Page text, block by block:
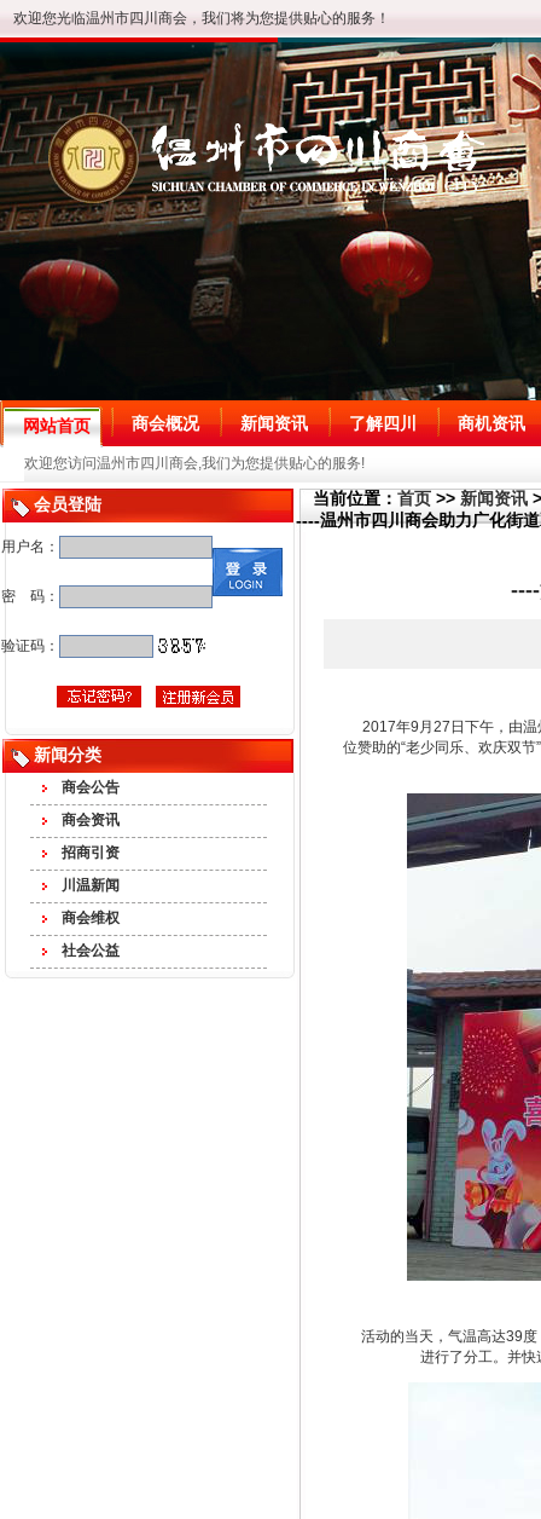
欢迎您光临温州市四川商会，我们将为您提供贴心的服务！
网站首页
欢迎您访问温州市四川商会,我们为您提供贴心的服务!
商会概况 新闻资讯 了解四川 商机资讯
会员登陆
用户名：
密 码：
验证码：
新闻分类
商会公告
商会资讯
招商引资
川温新闻
商会维权
社会公益
当前位置： 首页 >> 新闻资讯
----温州市四川商会助力广化街
2017年9月27日下午，由
位赞助的“老少同乐、欢庆双
活动的当天，气温高达39
进行了分工。并